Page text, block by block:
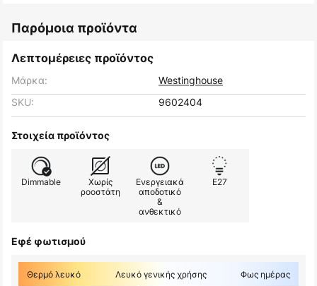
Παρόμοια προϊόντα
Λεπτομέρειες προϊόντος
Μάρκα:
Westinghouse
SKU:
9602404
Στοιχεία προϊόντος
Dimmable
Χωρίς
ροοστάτη
Ενεργειακά
αποδοτικό
&
ανθεκτικό
E27
Εφέ φωτισμού
Θερμό λευκό Λευκό γενικής χρήσης Φως ημέρας